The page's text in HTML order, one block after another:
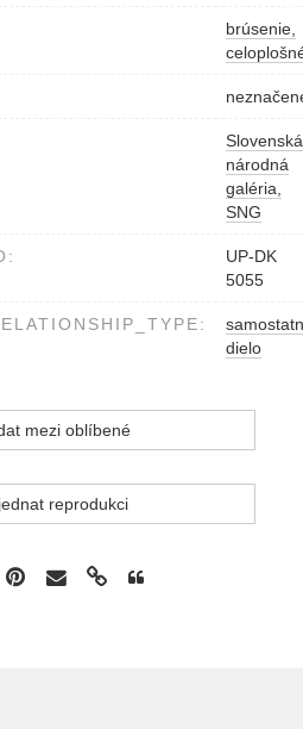
brúsenie,
Slovenská
národná
galéria,
SNG
UP-DK
5055
dielo
mezi oblíbené
reprodukci